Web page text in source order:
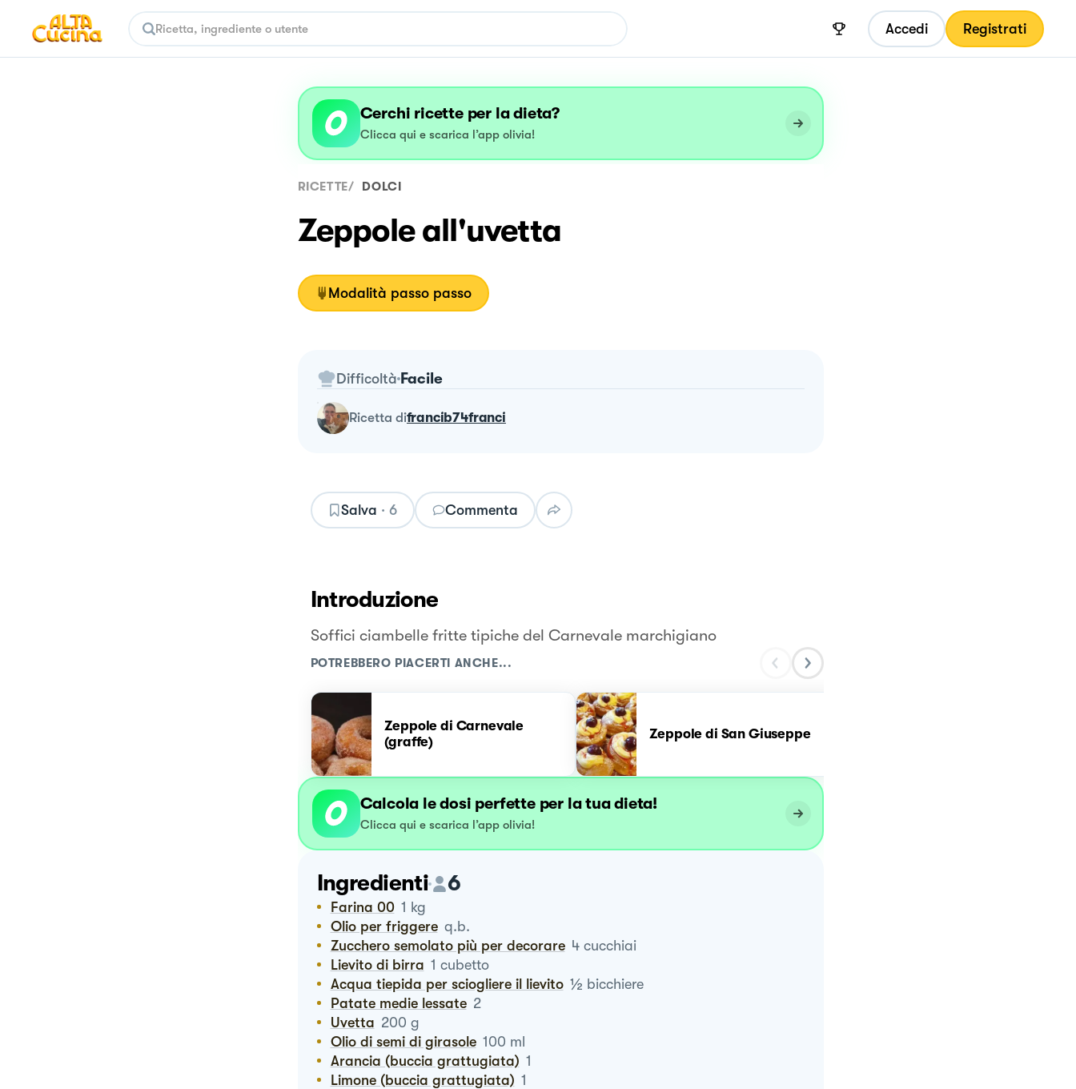
Accedi Registrati
Cerchi ricette per la dieta?
Clicca qui e scarica l’app olivia!
RICETTE/ DOLCI
Zeppole all'uvetta
Modalità passo passo
Difficoltà Facile
ricetta difrancib74franci
Salva · 6 Commenta
Introduzione
Soffici ciambelle fritte tipiche del Carnevale marchigiano
POTREBBERO PIACERTI ANCHE...
Zeppole di Carnevale
(graffe)
Zeppole di San Giuseppe
Calcola le dosi perfette per la tua dieta!
Clicca qui e scarica l’app olivia!
Ingredienti 6
Farina 00 1 kg
Olio per friggere q.b.
Zucchero semolato più per decorare 4 cucchiai
Lievito di birra 1 cubetto
Acqua tiepida per sciogliere il lievito ½ bicchiere
Patate medie lessate 2
Uvetta 200 g
Olio di semi di girasole 100 ml
Arancia (buccia grattugiata) 1
Limone (buccia grattugiata) 1